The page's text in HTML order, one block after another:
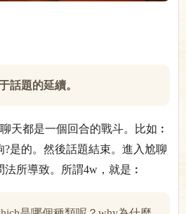
話題的延續。
天都是一個回合的戰斗。比如︰
?是的。然後話題結束。進入尬聊
所導致。所謂4w，就是︰